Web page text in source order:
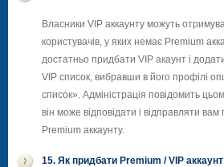
Власники VIP аккаунту можуть
користувачів, у яких немає Premium
достатньо придбати VIP акаунт і
VIP список, вибравши в його профілі
список». Адміністрація повідомить
він може відповідати і відправляти
Premium аккаунту.
15. Як придбати Premium / VIP